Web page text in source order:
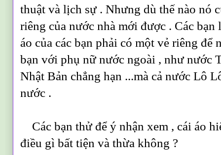
thuật và lịch sự . Nhưng dù thế nào nó
riêng của nước nhà mới được . Các
áo của các bạn phải có một vẻ riêng
bạn với phụ nữ nước ngoài , như nước
Nhật Bản chẳng hạn ...mà cả nước Lô
nước .
Các bạn thử để ý nhận xem , cái áo
điều gì bất tiện và thừa không ?